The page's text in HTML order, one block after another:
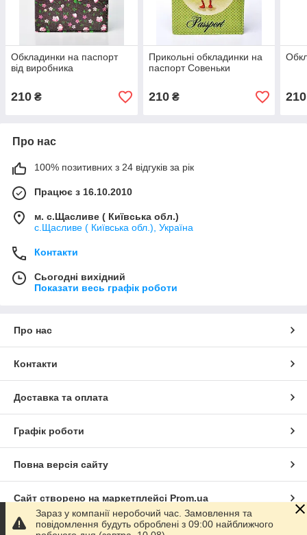
Обкладинки на паспорт
від виробника
210 ₴
Прикольні обкладинки на
паспорт Совеньки
210₴ 210
Про нас
100% позитивних з 24 відгуків за рік
Працює з 16.10.2010
м. с.Щасливе ( Київська обл.)
с.Щасливе ( Київська обл.), Україна
Контакти
Сьогодні вихідний
Показати весь графік роботи
Про нас
Контакти
Доставка та оплата
Графік роботи
Повна версія сайту
Сайт створено на маркетплейсі Prom.ua
Політика конфіденційності
Зараз у компанії неробочий час. Замовлення та
повідомлення будуть оброблені з 09:00 найближчого